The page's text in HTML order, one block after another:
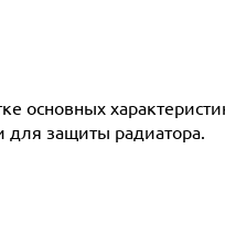
основных
для защиты радиатора.